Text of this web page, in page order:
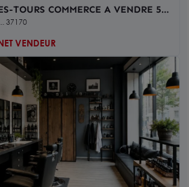
TOURS COMMERCE A VENDRE 550
37170
VENDEUR